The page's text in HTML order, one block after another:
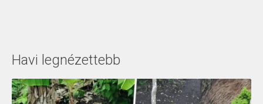
Havi legnézettebb